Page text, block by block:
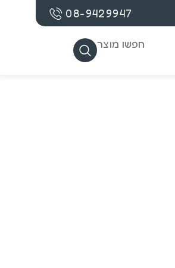
08-9429947
חפשו מוצר